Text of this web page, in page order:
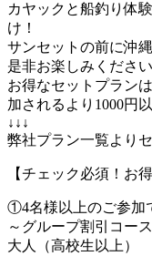
カヤックと船釣り体
け！
サンセットの前に沖
是非お楽しみください
お得なセットプラン
加されるより1000円
↓↓↓
弊社プラン一覧より
【チェック必須！お
①4名様以上のご参加
～グループ割引コー
大人（高校生以上